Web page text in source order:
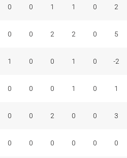
0 0 1 1 0 2
0 0 2 2 0 5
1 0 0 1 0 -2
0 0 0 1 0 1
0 0 2 0 0 3
0 0 0 0 0 0